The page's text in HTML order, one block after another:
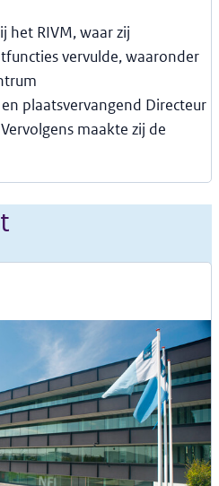
het RIVM, waar zij
vervulde, waaronder
plaatsvervangend Directeur
maakte zij de